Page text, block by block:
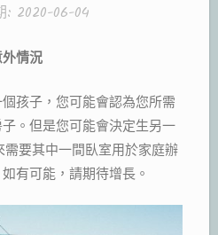
: 2020-06-04
情況
孩子，您可能會認為您所需
。但是您可能會決定生另一
要其中一間臥室用於家庭辦
有可能，請期待增長。